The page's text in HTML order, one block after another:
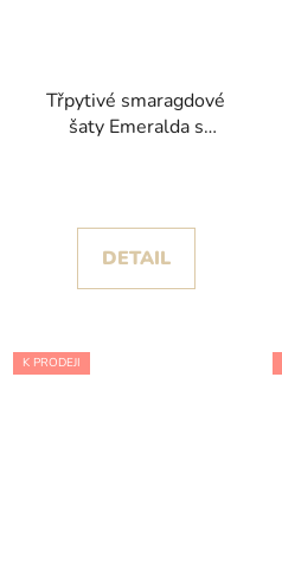
Třpytivé smaragdové
šaty Emeralda s
DETAIL
K PRODEJI